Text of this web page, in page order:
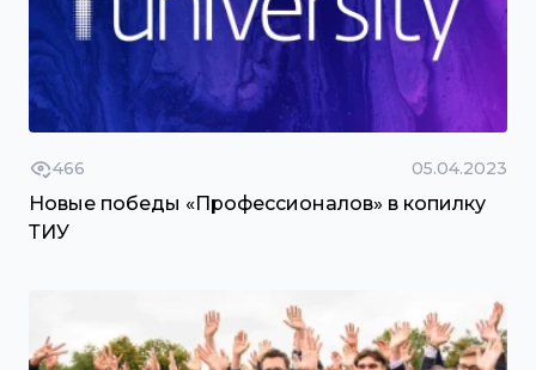
466 05.04.2023
Новые победы «Профессионалов» в копилку
ТИУ